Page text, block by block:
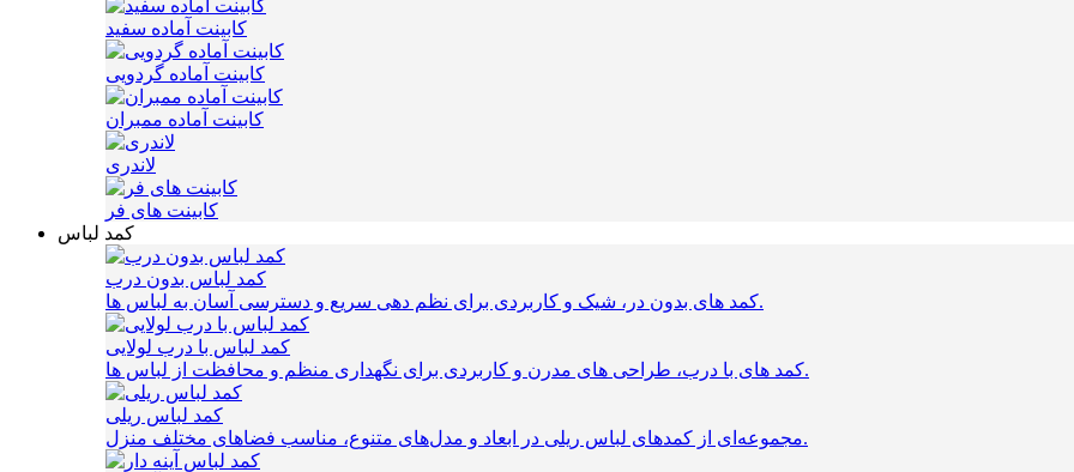
کابینت آماده سفید
کابینت آماده گردویی
کابینت آماده ممبران
لاندری
کابینت های فر
کمد لباس
کمد لباس بدون درب
کمد های بدون در، شیک و کاربردی برای نظم‌ دهی سریع و دسترسی آسان به لباس‌ ها.
کمد لباس با درب لولایی
کمد های با درب، طراحی‌ های مدرن و کاربردی برای نگهداری منظم و محافظت از لباس‌ ها.
کمد لباس ریلی
مجموعه‌ای از کمدهای لباس ریلی در ابعاد و مدل‌های متنوع، مناسب فضاهای مختلف منزل.